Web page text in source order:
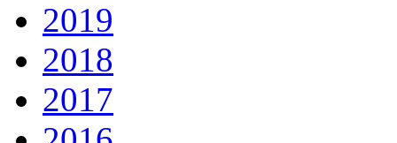
2019
2018
2017